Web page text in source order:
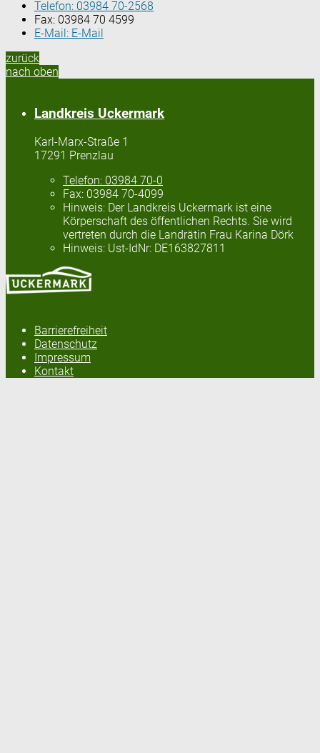
Telefon: 03984 70-2568
Fax: 03984 70 4599
E-Mail: E-Mail
zurück
nach oben
Landkreis Uckermark
Karl-Marx-Straße 1
17291 Prenzlau
Telefon: 03984 70-0
Fax: 03984 70-4099
Hinweis: Der Landkreis Uckermark ist eine
Körperschaft des öffentlichen Rechts. Sie wird
vertreten durch die Landrätin Frau Karina Dörk
Hinweis: Ust-IdNr: DE163827811
Barrierefreiheit
Datenschutz
Impressum
Kontakt